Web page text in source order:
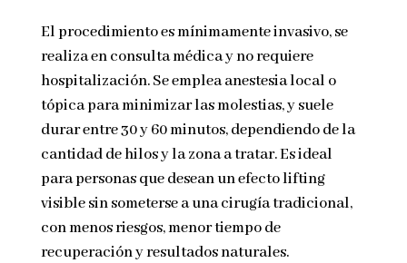
El procedimiento es mínimamente invasivo, se
realiza en consulta médica y no requiere
hospitalización. Se emplea anestesia local o
tópica para minimizar las molestias, y suele
durar entre 30 y 60 minutos, dependiendo de la
cantidad de hilos y la zona a tratar. Es ideal
para personas que desean un efecto lifting
visible sin someterse a una cirugía tradicional,
con menos riesgos, menor tiempo de
recuperación y resultados naturales.